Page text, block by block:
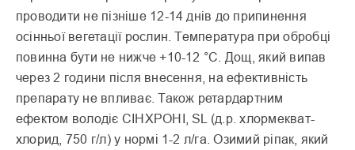
проводити не пізніше 12-14 днів до припинення
осінньої вегетації рослин. Температура при обробці
повинна бути не нижче +10-12 °С. Дощ, який випав
через 2 години після внесення, на ефективність
препарату не впливає. Також ретардартним
ефектом володіє СІНХРОНІ, SL (д.р. хлормекват-
хлорид, 750 г/л) у нормі 1-2 л/га. Озимий ріпак, який